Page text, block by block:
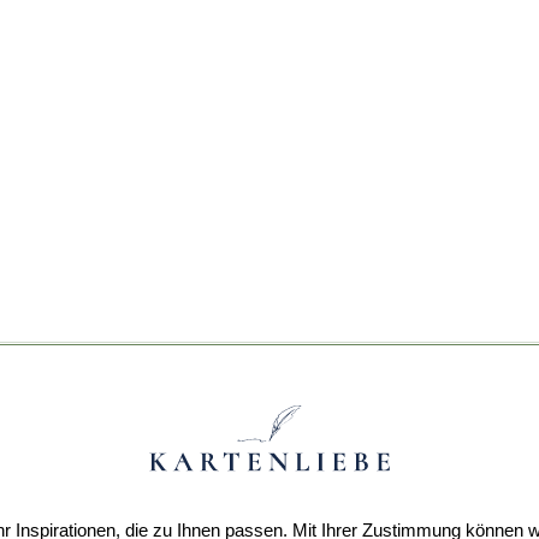
Inspirationen, die zu Ihnen passen. Mit Ihrer Zustimmung können